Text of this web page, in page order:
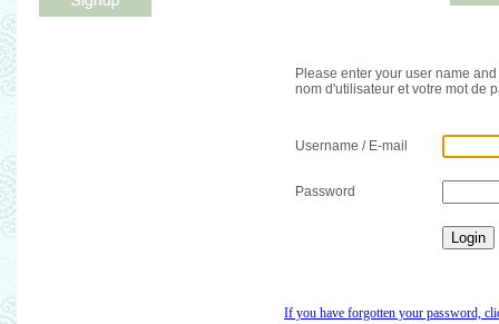
Please enter your user name
nom d'utilisateur et votre mot de
Username / E-mail
Password
If you have forgotten your password,